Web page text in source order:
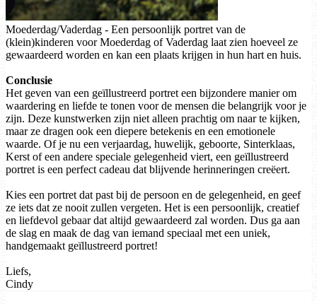
Moederdag/Vaderdag - Een persoonlijk portret van de
(klein)kinderen voor Moederdag of Vaderdag laat zien hoeveel ze
gewaardeerd worden en kan een plaats krijgen in hun hart en huis.
Conclusie
Het geven van een geïllustreerd portret een bijzondere manier om
waardering en liefde te tonen voor de mensen die belangrijk voor je
zijn. Deze kunstwerken zijn niet alleen prachtig om naar te kijken,
maar ze dragen ook een diepere betekenis en een emotionele
waarde. Of je nu een verjaardag, huwelijk, geboorte, Sinterklaas,
Kerst of een andere speciale gelegenheid viert, een geïllustreerd
portret is een perfect cadeau dat blijvende herinneringen creëert.
Kies een portret dat past bij de persoon en de gelegenheid, en geef
ze iets dat ze nooit zullen vergeten. Het is een persoonlijk, creatief
en liefdevol gebaar dat altijd gewaardeerd zal worden. Dus ga aan
de slag en maak de dag van iemand speciaal met een uniek,
handgemaakt geïllustreerd portret!
Liefs,
Cindy